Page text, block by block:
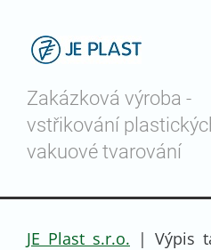
Zakázková výroba -
vstřikování
vakuové tvarování
JE Plast s.r.o. | Výpis